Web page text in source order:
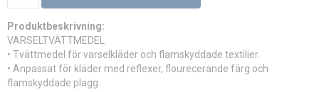
Produktbeskrivning:
VARSELTVÄTTMEDEL
• Tvättmedel för varselkläder och flamskyddade textilier.
• Anpassat för kläder med reflexer, flourecerande färg och
flamskyddade plagg.